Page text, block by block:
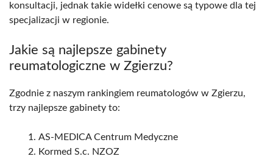
konsultacji, jednak takie widełki cenowe są typowe dla tej
specjalizacji w regionie.
Jakie są najlepsze gabinety
reumatologiczne w Zgierzu?
Zgodnie z naszym rankingiem reumatologów w Zgierzu,
trzy najlepsze gabinety to:
AS-MEDICA Centrum Medyczne
Kormed S.c. NZOZ